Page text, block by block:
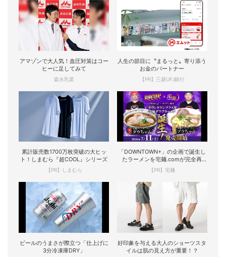
アマゾンで大人気！血圧対策はコー
ヒーに足してみて
森永乳業
人生の節目に〝まるっと〟寄り添う
お金のパートナー
【PR】三菱UFJ銀行
累計販売数1700万枚突破の大ヒッ
ト！しまむら『超COOL』シリーズ
【PR】しまむら
「DOWNTOWN+」の企画で誕生し
たラーメンを宅麺.comが完全再
現！
【PR】宅麺
ビールのうまさが際立つ「仕上げに
3分冷凍庫DRY」
好印象を与える大人のショーツスタ
イルは肌の見え方が重要！？